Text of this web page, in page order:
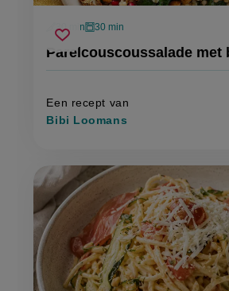
Parelcouscoussalade met
voorbereidingstijd
30 min
oventijd
30 min
Een recept van
Bibi Loomans
Sla
recept
parelcouscoussalade
met
bloemkool